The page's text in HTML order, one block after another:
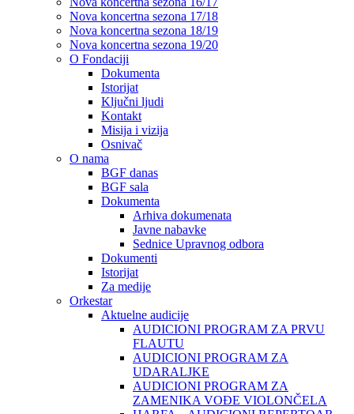
Nova koncertna sezona 17/18
Nova koncertna sezona 18/19
Nova koncertna sezona 19/20
O Fondaciji
Dokumenta
Istorijat
Ključni ljudi
Kontakt
Misija i vizija
Osnivač
O nama
BGF danas
BGF sala
Dokumenta
Arhiva dokumenata
Javne nabavke
Sednice Upravnog odbora
Dokumenti
Istorijat
Za medije
Orkestar
Aktuelne audicije
AUDICIONI PROGRAM ZA PRVU
FLAUTU
AUDICIONI PROGRAM ZA
UDARALЈKE
AUDICIONI PROGRAM ZA
ZAMENIKA VOĐE VIOLONČELA